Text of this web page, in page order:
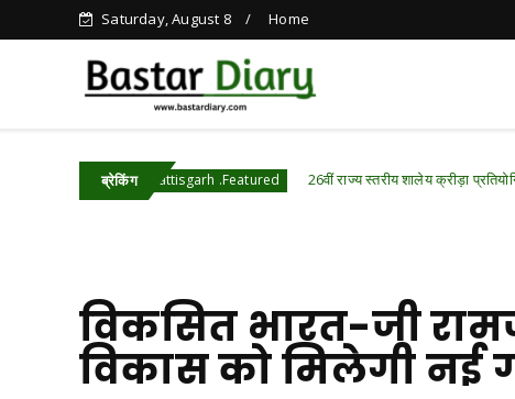
Saturday, August 8 Home
ब्रेकिंग
Chhattisgarh .Featured 26वीं राज्य स्तरीय शालेय क्रीड़ा प्रतियोगिता की
विकसित भारत-जी
विकास को मिलेगी नई